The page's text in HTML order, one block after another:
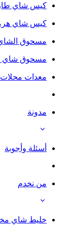
كيس شاي
كيس شاي
مسحوق الشاي
مسحوق شاي
معدات محلات
مدونة
أسئلة وأجوبة
من نخدم
خليط شاي